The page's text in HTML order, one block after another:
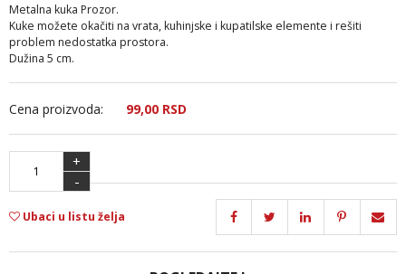
Metalna kuka Prozor.
Kuke možete okačiti na vrata, kuhinjske i kupatilske elemente i rešiti
problem nedostatka prostora.
Dužina 5 cm.
Cena proizvoda: 99,00 RSD
+
-
Ubaci u listu želja